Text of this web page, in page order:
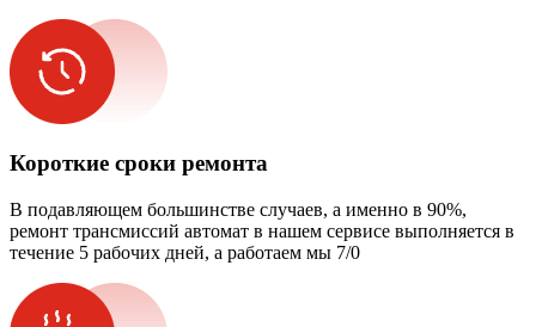
Короткие сроки ремонта
В подавляющем большинстве случаев, а именно в 90%,
ремонт трансмиссий автомат в нашем сервисе выполняется в
течение 5 рабочих дней, а работаем мы 7/0